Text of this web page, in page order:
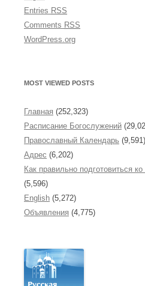
Entries RSS
Comments RSS
WordPress.org
MOST VIEWED POSTS
Главная (252,323)
Расписание Богослужений
Православный Календарь (9,591)
Адрес (6,202)
Как правильно подготовиться
(5,596)
English (5,272)
Объявления (4,775)